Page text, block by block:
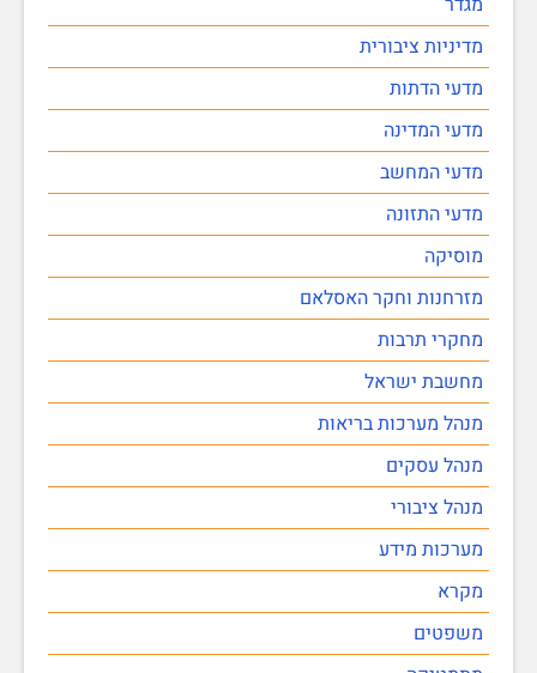
מדיניות ציבורית
מדעי הדתות
מדעי המדינה
מדעי המחשב
מדעי התזונה
מוסיקה
מזרחנות וחקר האסלאם
מחקרי תרבות
מחשבת ישראל
מנהל מערכות בריאות
מנהל עסקים
מנהל ציבורי
מערכות מידע
מקרא
משפטים